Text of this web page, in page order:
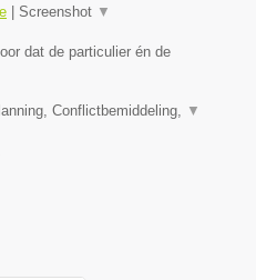
| Screenshot ▼
dat de particulier én de
Conflictbemiddeling, ▼